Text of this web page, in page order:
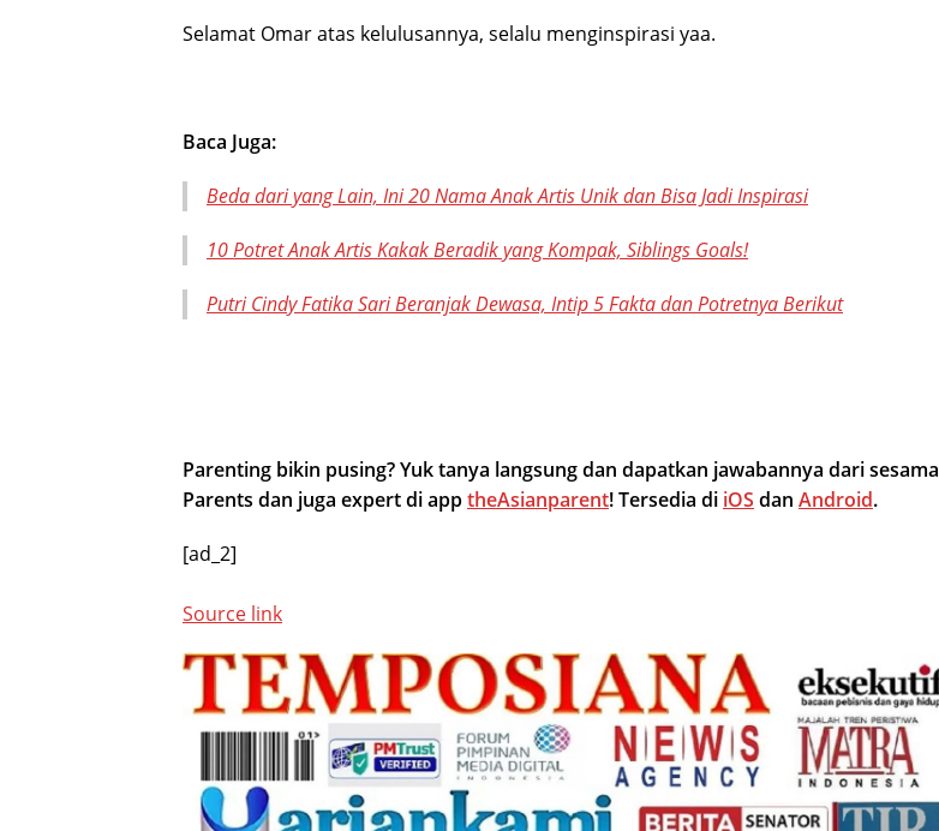
Selamat Omar atas kelulusannya, selalu menginspirasi yaa.
Baca Juga:
Beda dari yang Lain, Ini 20 Nama Anak Artis Unik dan Bisa Jadi Inspirasi
10 Potret Anak Artis Kakak Beradik yang Kompak, Siblings Goals!
Putri Cindy Fatika Sari Beranjak Dewasa, Intip 5 Fakta dan Potretnya Berikut
Parenting bikin pusing? Yuk tanya langsung dan dapatkan jawabannya dari sesama
Parents dan juga expert di apptheAsianparent! Tersedia di iOS dan Android.
[ad_2]
Source link